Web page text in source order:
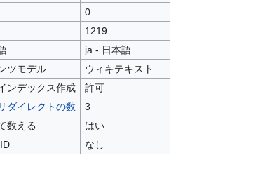
0
1219
ja - 日本語
ツモデル
ウィキテキスト
ンデックス作成
許可
ダイレクトの数
3
数える
はい
なし